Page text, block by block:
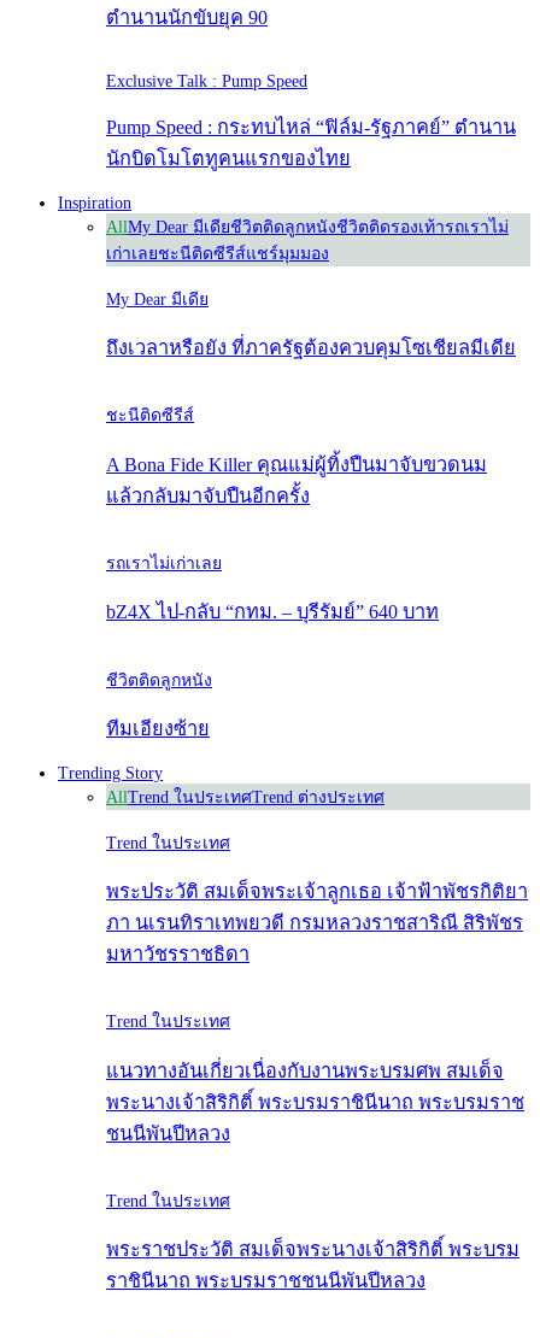
ตำนานนักขับยุค 90
Exclusive Talk : Pump Speed
Pump Speed : กระทบไหล่ “ฟิล์ม-รัฐภาคย์” ตำนาน
นักบิดโมโตทูคนแรกของไทย
Inspiration
AllMy Dear มีเดียชีวิตติดลูกหนังชีวิตติดรองเท้ารถเราไม่
เก่าเลยชะนีติดซีรีส์แชร์มุมมอง
My Dear มีเดีย
ถึงเวลาหรือยัง ที่ภาครัฐต้องควบคุมโซเชียลมีเดีย
ชะนีติดซีรีส์
A Bona Fide Killer คุณแม่ผู้ทิ้งปืนมาจับขวดนม
แล้วกลับมาจับปืนอีกครั้ง
รถเราไม่เก่าเลย
bZ4X ไป-กลับ “กทม. – บุรีรัมย์” 640 บาท
ชีวิตติดลูกหนัง
ทีมเอียงซ้าย
Trending Story
AllTrend ในประเทศTrend ต่างประเทศ
Trend ในประเทศ
พระประวัติ สมเด็จพระเจ้าลูกเธอ เจ้าฟ้าพัชรกิติยา
ภา นเรนทิราเทพยวดี กรมหลวงราชสาริณี สิริพัชร
มหาวัชรราชธิดา
Trend ในประเทศ
แนวทางอันเกี่ยวเนื่องกับงานพระบรมศพ สมเด็จ
พระนางเจ้าสิริกิติ์ พระบรมราชินีนาถ พระบรมราช
ชนนีพันปีหลวง
Trend ในประเทศ
พระราชประวัติ สมเด็จพระนางเจ้าสิริกิติ์ พระบรม
ราชินีนาถ พระบรมราชชนนีพันปีหลวง